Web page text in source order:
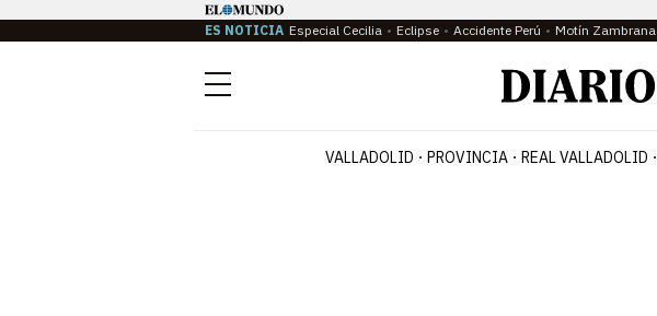
ES NOTICIA Especial Cecilia Eclipse Accidente Perú Motín Zambrana
Menú
VALLADOLID PROVINCIA REAL VALLADOLID